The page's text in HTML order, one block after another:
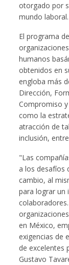
otorgado por
mundo laboral.
El programa
humanos
obtenidos en
engloba más
Dirección,
Compromiso
como la
atracción de
inclusión,
"Las
a los desafíos
cambio, al
para lograr un
en México,
exigencias de
de excelentes
Gustavo